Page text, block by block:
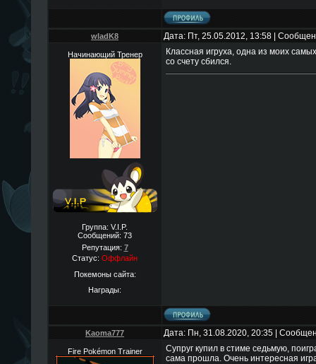
wladK8 Дата: Пт, 25.05.2012, 13:58 |
Начинающий Тренер
Группа: V.I.P.
Сообщений: 73
Репутация: 7
Статус: Оффлайн
Покемоны сайта:
Награды:
Классная игруха, одна из моих
со счету сбился.
Kaoma777 Дата: Пн, 31.08.2020, 20:35 |
Fire Pokémon Trainer
Супруг купил в стиме седьмую,
сама прошла. Очень интересная